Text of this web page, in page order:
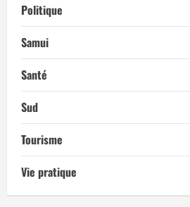
Politique
Samui
Santé
Sud
Tourisme
Vie pratique